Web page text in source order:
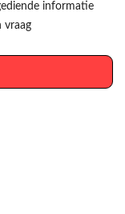
informatie
vraag